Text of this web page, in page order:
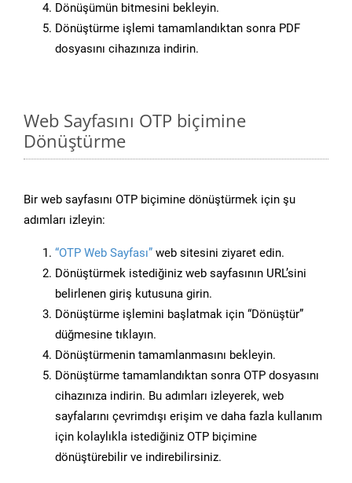
Dönüşümün bitmesini bekleyin.
Dönüştürme işlemi tamamlandıktan sonra PDF
dosyasını cihazınıza indirin.
Web Sayfasını OTP biçimine
Dönüştürme
Bir web sayfasını OTP biçimine dönüştürmek için şu
adımları izleyin:
“OTP Web Sayfası” web sitesini ziyaret edin.
Dönüştürmek istediğiniz web sayfasının URL’sini
belirlenen giriş kutusuna girin.
Dönüştürme işlemini başlatmak için “Dönüştür”
düğmesine tıklayın.
Dönüştürmenin tamamlanmasını bekleyin.
Dönüştürme tamamlandıktan sonra OTP dosyasını
cihazınıza indirin. Bu adımları izleyerek, web
sayfalarını çevrimdışı erişim ve daha fazla kullanım
için kolaylıkla istediğiniz OTP biçimine
dönüştürebilir ve indirebilirsiniz.